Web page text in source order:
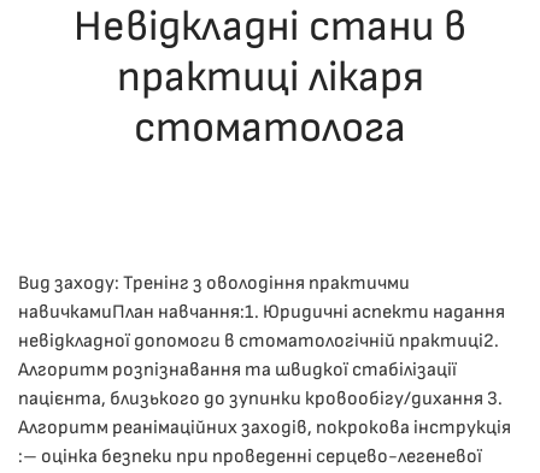
Невідкладні стани в
практиці лікаря
стоматолога
Вид заходу: Тренінг з оволодіння практичми
навичкамиПлан навчання:1. ​Юридичні аспекти надання
невідкладної допомоги в стоматологічній практиці2. ​
Алгоритм розпізнавання та швидкої стабілізації
пацієнта, близького до зупинки кровообігу/дихання 3.
Алгоритм реанімаційних заходів, покрокова інструкція
:– оцінка безпеки при проведенні серцево-легеневої